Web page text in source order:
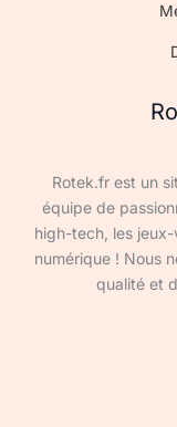
Rotek.fr est un
équipe de
high-tech, les
numérique ! Nous
qualité et